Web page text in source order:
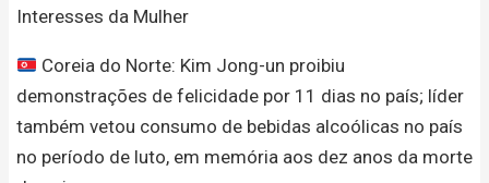
Interesses da Mulher
Coreia do Norte: Kim Jong-un proibiu
demonstrações de felicidade por 11 dias no país; líder
também vetou consumo de bebidas alcoólicas no país
no período de luto, em memória aos dez anos da morte